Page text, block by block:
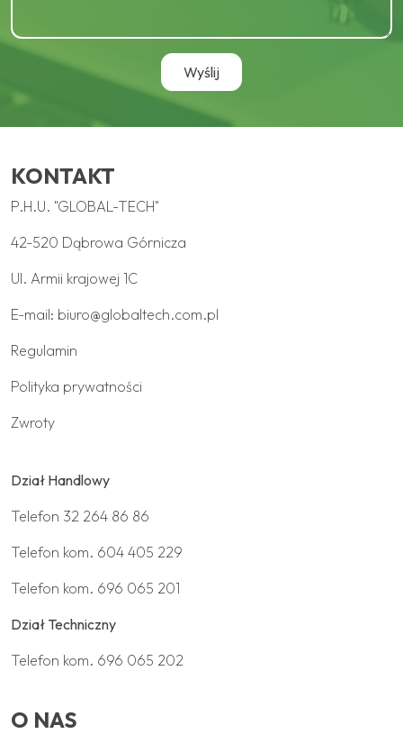
KONTAKT
P.H.U. "GLOBAL-TECH"
42-520 Dąbrowa Górnicza
Ul. Armii krajowej 1C
E-mail: biuro@globaltech.com.pl
Regulamin
Polityka prywatności
Zwroty
Dział Handlowy
Telefon 32 264 86 86
Telefon kom. 604 405 229
Telefon kom. 696 065 201
Dział Techniczny
Telefon kom. 696 065 202
O NAS